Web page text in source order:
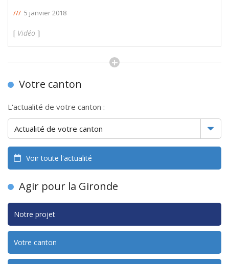
/// 5 janvier 2018
[ Vidéo ]
Votre canton
L'actualité de votre canton :
Voir toute l'actualité
Agir pour la Gironde
Notre projet
Votre canton